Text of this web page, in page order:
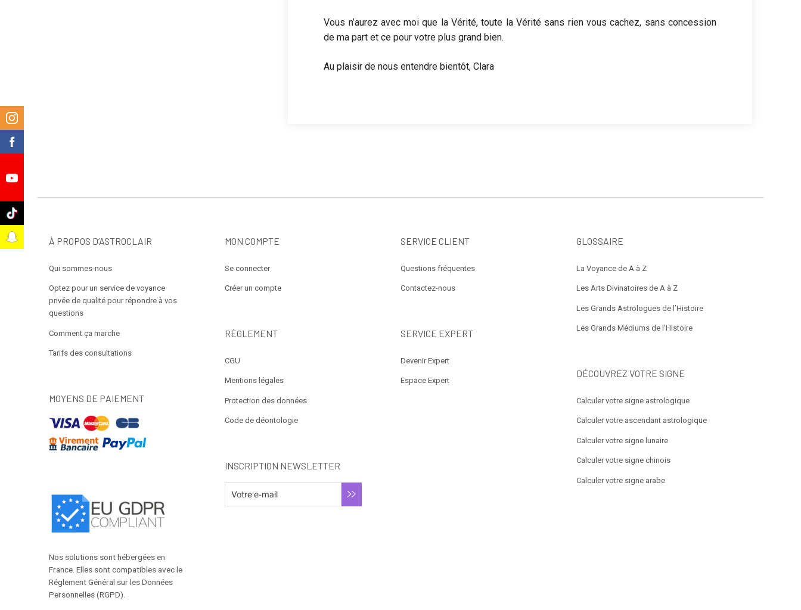
Vous n’aurez avec moi que la Vérité, toute la Vérité sans rien vous cachez, sans concession
de ma part et ce pour votre plus grand bien.
Au plaisir de nous entendre bientôt, Clara
À PROPOS D’ASTROCLAIR
Qui sommes-nous
Optez pour un service de voyance
privée de qualité pour répondre à vos
questions
Comment ça marche
Tarifs des consultations
MOYENS DE PAIEMENT
Nos solutions sont hébergées en
France. Elles sont compatibles avec le
Réglement Général sur les Données
Personnelles (RGPD).
MON COMPTE
Se connecter
Créer un compte
RÈGLEMENT
CGU
Mentions légales
Protection des données
Code de déontologie
INSCRIPTION NEWSLETTER
SERVICE CLIENT
Questions fréquentes
Contactez-nous
SERVICE EXPERT
Devenir Expert
Espace Expert
GLOSSAIRE
La Voyance de A à Z
Les Arts Divinatoires de A à Z
Les Grands Astrologues de l’Histoire
Les Grands Médiums de l’Histoire
DÉCOUVREZ VOTRE SIGNE
Calculer votre signe astrologique
Calculer votre ascendant astrologique
Calculer votre signe lunaire
Calculer votre signe chinois
Calculer votre signe arabe